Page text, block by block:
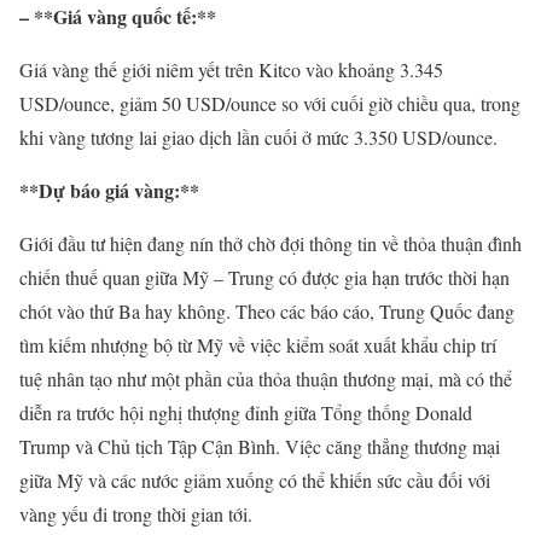
– **Giá vàng quốc tế:**
Giá vàng thế giới niêm yết trên Kitco vào khoảng 3.345
USD/ounce, giảm 50 USD/ounce so với cuối giờ chiều qua, trong
khi vàng tương lai giao dịch lần cuối ở mức 3.350 USD/ounce.
**Dự báo giá vàng:**
Giới đầu tư hiện đang nín thở chờ đợi thông tin về thỏa thuận đình
chiến thuế quan giữa Mỹ – Trung có được gia hạn trước thời hạn
chót vào thứ Ba hay không. Theo các báo cáo, Trung Quốc đang
tìm kiếm nhượng bộ từ Mỹ về việc kiểm soát xuất khẩu chip trí
tuệ nhân tạo như một phần của thỏa thuận thương mại, mà có thể
diễn ra trước hội nghị thượng đỉnh giữa Tổng thống Donald
Trump và Chủ tịch Tập Cận Bình. Việc căng thẳng thương mại
giữa Mỹ và các nước giảm xuống có thể khiến sức cầu đối với
vàng yếu đi trong thời gian tới.